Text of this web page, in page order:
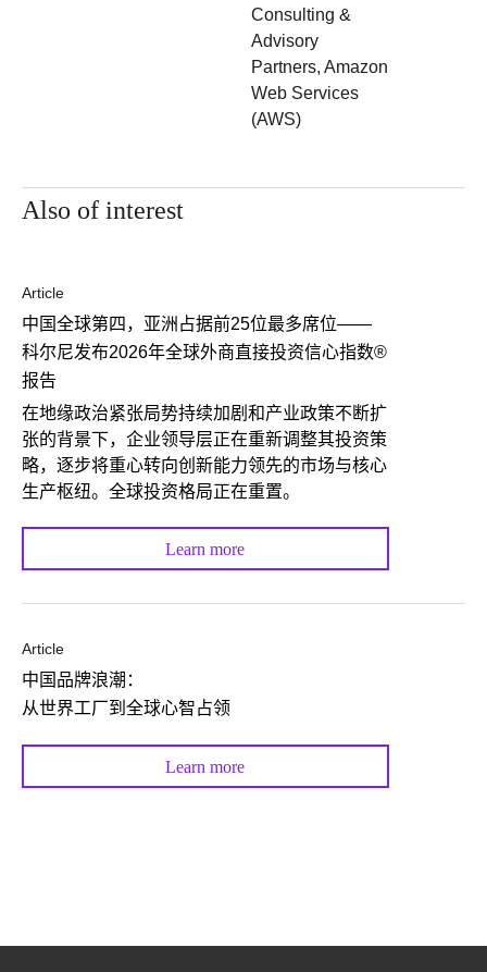
Consulting &
Advisory
Partners, Amazon
Web Services
(AWS)
Also of interest
Article
中国全球第四，亚洲占据前25位最多席位——
科尔尼发布2026年全球外商直接投资信心指数®
报告
在地缘政治紧张局势持续加剧和产业政策不断扩
张的背景下，企业领导层正在重新调整其投资策
略，逐步将重心转向创新能力领先的市场与核心
生产枢纽。全球投资格局正在重置。
Learn more
Article
中国品牌浪潮：
从世界工厂到全球心智占领
Learn more